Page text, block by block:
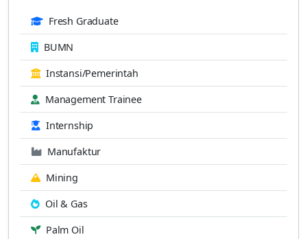
Fresh Graduate
BUMN
Instansi/Pemerintah
Management Trainee
Internship
Manufaktur
Mining
Oil & Gas
Palm Oil